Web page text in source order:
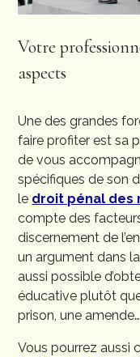
Votre
aspects
Une des grandes
faire profiter est sa
de vous
spécifiques de son
le droit pénal des
compte des
discernement de
un argument dans
aussi possible
éducative plutôt
prison, une amende…
Vous pourrez aussi